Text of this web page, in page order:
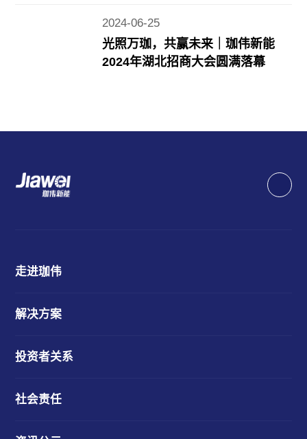
2024-06-25
光照万珈，共赢未来｜珈伟新能
2024年湖北招商大会圆满落幕
走进珈伟
解决方案
投资者关系
社会责任